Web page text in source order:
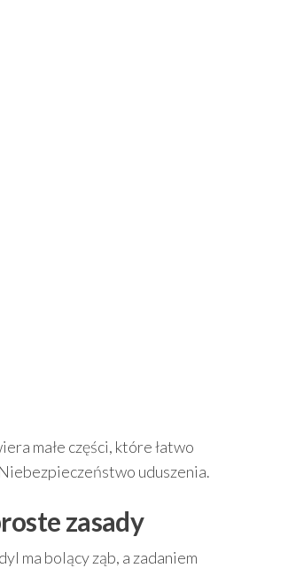
małe części, które łatwo
uduszenia.
zasady
ma bolący ząb, a zadaniem